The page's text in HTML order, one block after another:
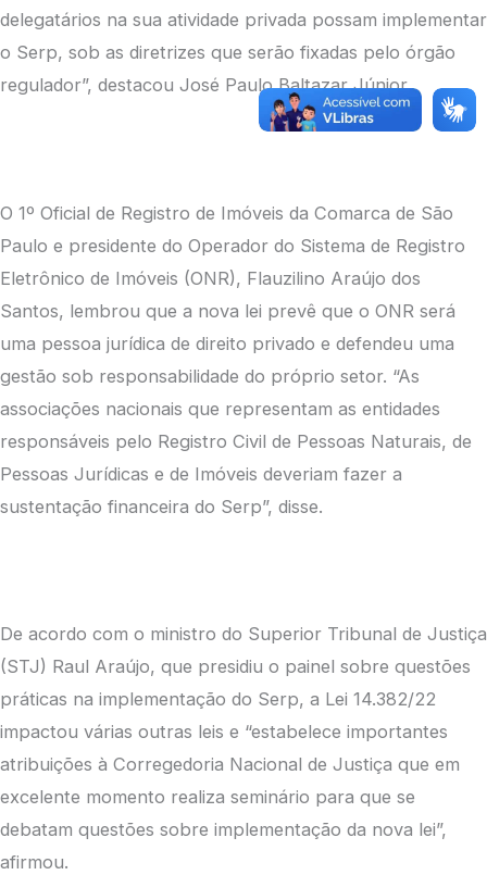
delegatários na sua atividade privada possam implementar
o Serp, sob as diretrizes que serão fixadas pelo órgão
regulador”, destacou José Paulo Baltazar Júnior.
O 1º Oficial de Registro de Imóveis da Comarca de São
Paulo e presidente do Operador do Sistema de Registro
Eletrônico de Imóveis (ONR), Flauzilino Araújo dos
Santos, lembrou que a nova lei prevê que o ONR será
uma pessoa jurídica de direito privado e defendeu uma
gestão sob responsabilidade do próprio setor. “As
associações nacionais que representam as entidades
responsáveis pelo Registro Civil de Pessoas Naturais, de
Pessoas Jurídicas e de Imóveis deveriam fazer a
sustentação financeira do Serp”, disse.
De acordo com o ministro do Superior Tribunal de Justiça
(STJ) Raul Araújo, que presidiu o painel sobre questões
práticas na implementação do Serp, a Lei 14.382/22
impactou várias outras leis e “estabelece importantes
atribuições à Corregedoria Nacional de Justiça que em
excelente momento realiza seminário para que se
debatam questões sobre implementação da nova lei”,
afirmou.